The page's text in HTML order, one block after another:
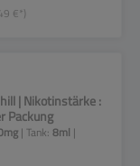
€*)
| Nikotinstärke :
Packung
| Tank: 8ml |